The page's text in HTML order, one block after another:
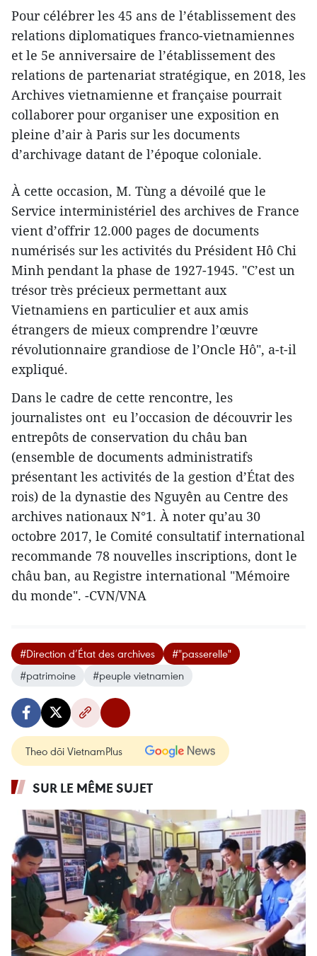
Pour célébrer les 45 ans de l’établissement des
relations diplomatiques franco-vietnamiennes
et le 5e anniversaire de l’établissement des
relations de partenariat stratégique, en 2018, les
Archives vietnamienne et française pourrait
collaborer pour organiser une exposition en
pleine d’air à Paris sur les documents
d’archivage datant de l’époque coloniale.
À cette occasion, M. Tùng a dévoilé que le
Service interministériel des archives de France
vient d’offrir 12.000 pages de documents
numérisés sur les activités du Président Hô Chi
Minh pendant la phase de 1927-1945. "C’est un
trésor très précieux permettant aux
Vietnamiens en particulier et aux amis
étrangers de mieux comprendre l’œuvre
révolutionnaire grandiose de l’Oncle Hô", a-t-il
expliqué.
Dans le cadre de cette rencontre, les
journalistes ont eu l’occasion de découvrir les
entrepôts de conservation du châu ban
(ensemble de documents administratifs
présentant les activités de la gestion d’État des
rois) de la dynastie des Nguyên au Centre des
archives nationaux N°1. À noter qu’au 30
octobre 2017, le Comité consultatif international
recommande 78 nouvelles inscriptions, dont le
châu ban, au Registre international "Mémoire
du monde". -CVN/VNA
#Direction d’État des archives
#"passerelle"
#patrimoine
#peuple vietnamien
Theo dõi VietnamPlus
SUR LE MÊME SUJET